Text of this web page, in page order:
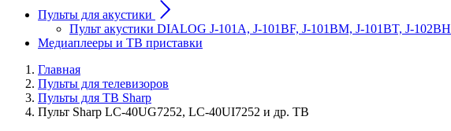
Пульты для акустики
Пульт акустики DIALOG J-101A, J-101BF, J-101BM, J-101BT, J-102BH
Медиаплееры и ТВ приставки
Главная
Пульты для телевизоров
Пульты для ТВ Sharp
Пульт Sharp LC-40UG7252, LC-40UI7252 и др. ТВ